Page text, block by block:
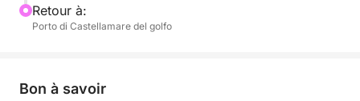
Retour à:
Porto di Castellamare del golfo
Bon à savoir